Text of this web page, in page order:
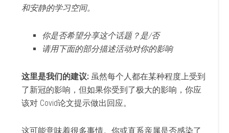
和安静的学习空间。
你是否希望分享这个话题？是/否
请用下面的部分描述活动对你的影响
这里是我们的建议:虽然每个人都在某种程度上受到
了新冠的影响，但如果你受到了极大的影响，你应
该对 Covid论文提示做出回应。
这可能意味着很多事情。你或直系亲属是否感染了